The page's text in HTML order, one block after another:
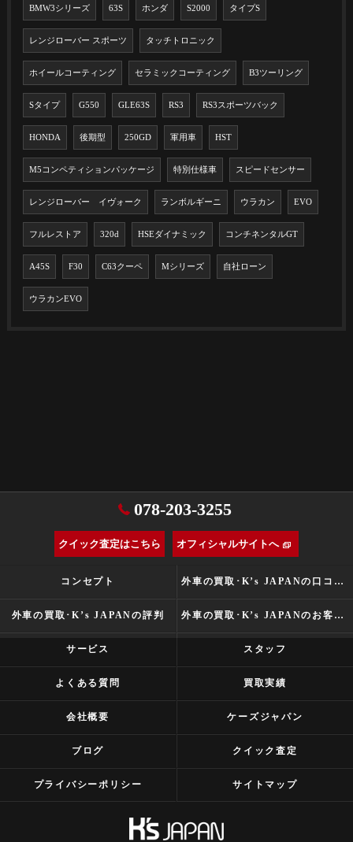
BMW3シリーズ 63S ホンダ S2000 タイプS
レンジローバー スポーツ タッチトロニック
ホイールコーティング セラミックコーティング B3ツーリング
Sタイプ G550 GLE63S RS3 RS3スポーツバック
HONDA 後期型 250GD 軍用車 HST
M5コンペティションパッケージ 特別仕様車 スピードセンサー
レンジローバー イヴォーク ランボルギーニ ウラカン EVO
フルレストア 320d HSEダイナミック コンチネンタルGT
A45S F30 C63クーペ Mシリーズ 自社ローン
ウラカンEVO
078-203-3255
クイック査定はこちら オフィシャルサイトへ
コンセプト 外車の買取･K’s JAPANの口コミ情報
外車の買取･K’s JAPANの評判 外車の買取･K’s JAPANのお客様の声
サービス スタッフ
よくある質問 買取実績
会社概要 ケーズジャパン
ブログ クイック査定
プライバシーポリシー サイトマップ